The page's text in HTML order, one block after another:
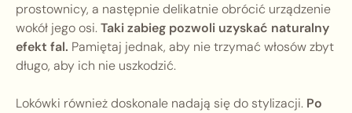
prostownicy, a następnie delikatnie obrócić urządzenie
wokół jego osi.Taki zabieg pozwoli uzyskać naturalny
efekt fal. Pamiętaj jednak, aby nie trzymać włosów zbyt
długo, aby ich nie uszkodzić.
Lokówki również doskonale nadają się do stylizacji. Po